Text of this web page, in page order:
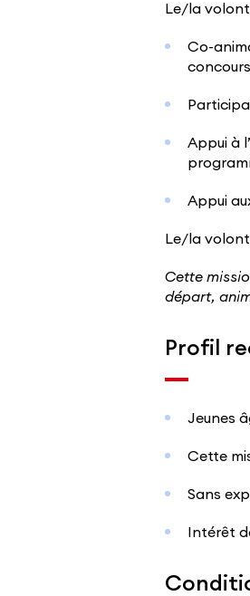
Le/la
Co-
Appui à
Appui
Le/la
Cette
départ,
Profil
Jeunes
Cette
Sans
Intérêt